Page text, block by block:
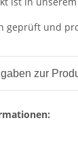
und
zur